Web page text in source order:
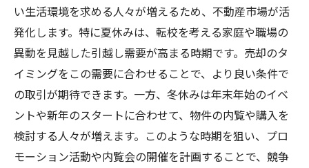
い生活環境を求める人々が増えるため、不動産市場が活
発化します。特に夏休みは、転校を考える家庭や職場の
異動を見越した引越し需要が高まる時期です。売却のタ
イミングをこの需要に合わせることで、より良い条件で
の取引が期待できます。一方、冬休みは年末年始のイベ
ントや新年のスタートに合わせて、物件の内覧や購入を
検討する人々が増えます。このような時期を狙い、プロ
モーション活動や内覧会の開催を計画することで、競争